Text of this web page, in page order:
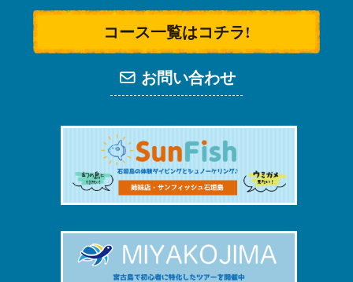
コース一覧はコチラ!
お問い合わせ